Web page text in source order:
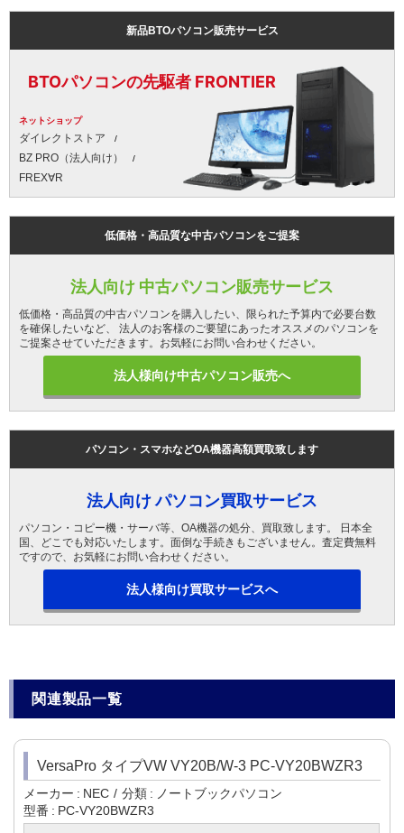
新品BTOパソコン販売サービス
BTOパソコンの先駆者 FRONTIER
ネットショップ
ダイレクトストア
BZ PRO（法人向け）
FREX∀R
低価格・高品質な中古パソコンをご提案
法人向け 中古パソコン販売サービス
低価格・高品質の中古パソコンを購入したい、限られた予算内で必要台数
を確保したいなど、 法人のお客様のご要望にあったオススメのパソコンを
ご提案させていただきます。お気軽にお問い合わせください。
法人様向け中古パソコン販売へ
パソコン・スマホなどOA機器高額買取致します
法人向け パソコン買取サービス
パソコン・コピー機・サーバ等、OA機器の処分、買取致します。 日本全
国、どこでも対応いたします。面倒な手続きもございません。査定費無料
ですので、お気軽にお問い合わせください。
法人様向け買取サービスへ
関連製品一覧
VersaPro タイプVW VY20B/W-3 PC-VY20BWZR3
メーカー NEC 分類
ノートブックパソコン
型番
PC-VY20BWZR3